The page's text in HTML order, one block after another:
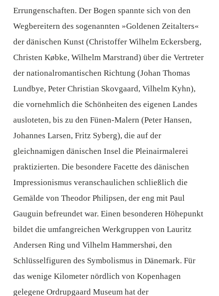
Errungenschaften. Der Bogen spannte sich von den
Wegbereitern des sogenannten »Goldenen Zeitalters«
der dänischen Kunst (Christoffer Wilhelm Eckersberg,
Christen Købke, Wilhelm Marstrand) über die Vertreter
der nationalromantischen Richtung (Johan Thomas
Lundbye, Peter Christian Skovgaard, Vilhelm Kyhn),
die vornehmlich die Schönheiten des eigenen Landes
ausloteten, bis zu den Fünen-Malern (Peter Hansen,
Johannes Larsen, Fritz Syberg), die auf der
gleichnamigen dänischen Insel die Pleinairmalerei
praktizierten. Die besondere Facette des dänischen
Impressionismus veranschaulichen schließlich die
Gemälde von Theodor Philipsen, der eng mit Paul
Gauguin befreundet war. Einen besonderen Höhepunkt
bildet die umfangreichen Werkgruppen von Lauritz
Andersen Ring und Vilhelm Hammershøi, den
Schlüsselfiguren des Symbolismus in Dänemark. Für
das wenige Kilometer nördlich von Kopenhagen
gelegene Ordrupgaard Museum hat der